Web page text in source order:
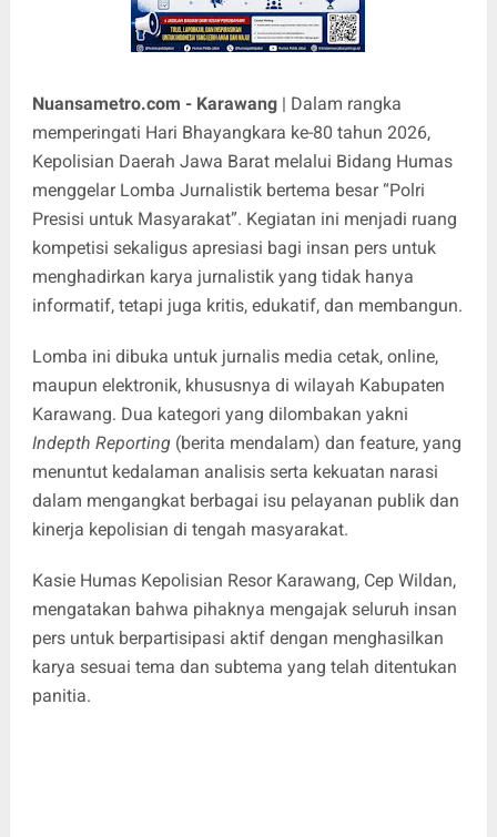
Nuansametro.com - Karawang| Dalam rangka
memperingati Hari Bhayangkara ke-80 tahun 2026,
Kepolisian Daerah Jawa Barat melalui Bidang Humas
menggelar Lomba Jurnalistik bertema besar “Polri
Presisi untuk Masyarakat”. Kegiatan ini menjadi ruang
kompetisi sekaligus apresiasi bagi insan pers untuk
menghadirkan karya jurnalistik yang tidak hanya
informatif, tetapi juga kritis, edukatif, dan membangun.
Lomba ini dibuka untuk jurnalis media cetak, online,
maupun elektronik, khususnya di wilayah Kabupaten
Karawang. Dua kategori yang dilombakan yakni
Indepth Reporting(berita mendalam) dan feature, yang
menuntut kedalaman analisis serta kekuatan narasi
dalam mengangkat berbagai isu pelayanan publik dan
kinerja kepolisian di tengah masyarakat.
Kasie Humas Kepolisian Resor Karawang, Cep Wildan,
mengatakan bahwa pihaknya mengajak seluruh insan
pers untuk berpartisipasi aktif dengan menghasilkan
karya sesuai tema dan subtema yang telah ditentukan
panitia.